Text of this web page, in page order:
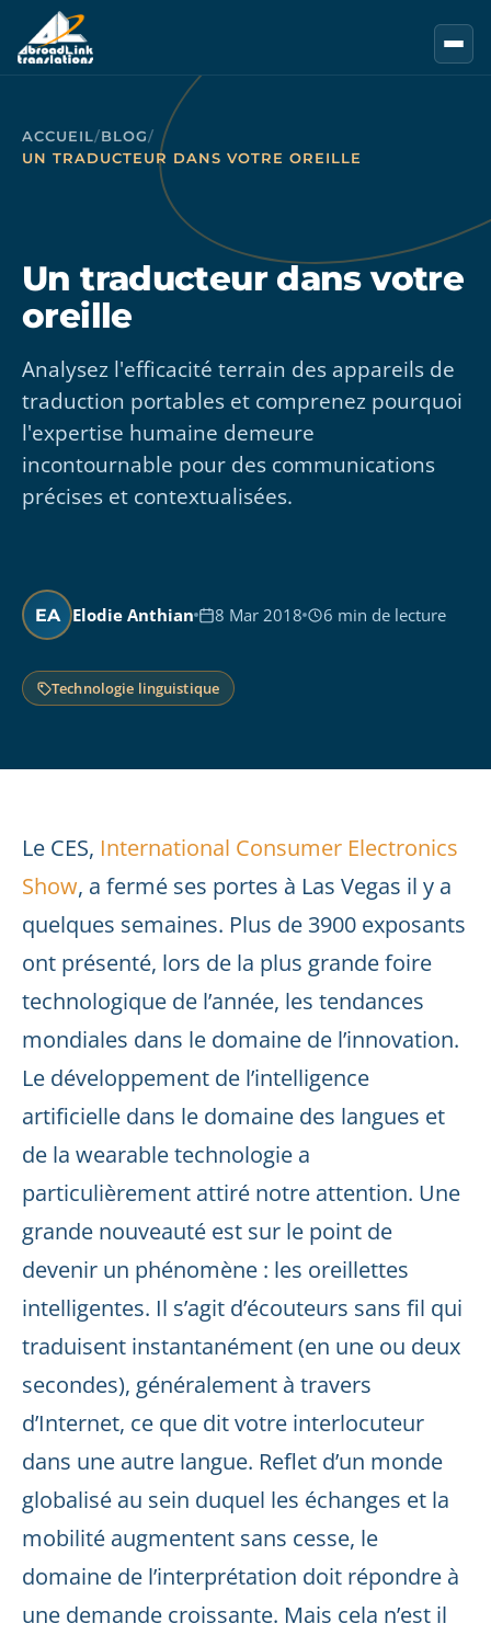
Aller au contenu principal
ACCUEIL/BLOG/
UN TRADUCTEUR DANS VOTRE OREILLE
Un traducteur dans votre
oreille
Analysez l'efficacité terrain des appareils de
traduction portables et comprenez pourquoi
l'expertise humaine demeure
incontournable pour des communications
précises et contextualisées.
EA Elodie Anthian 8 Mar 2018 6 min de lecture
Technologie linguistique
Le CES, International Consumer Electronics
Show, a fermé ses portes à Las Vegas il y a
quelques semaines. Plus de 3900 exposants
ont présenté, lors de la plus grande foire
technologique de l’année, les tendances
mondiales dans le domaine de l’innovation.
Le développement de l’intelligence
artificielle dans le domaine des langues et
de la wearable technologie a
particulièrement attiré notre attention. Une
grande nouveauté est sur le point de
devenir un phénomène : les oreillettes
intelligentes. Il s’agit d’écouteurs sans fil qui
traduisent instantanément (en une ou deux
secondes), généralement à travers
d’Internet, ce que dit votre interlocuteur
dans une autre langue. Reflet d’un monde
globalisé au sein duquel les échanges et la
mobilité augmentent sans cesse, le
domaine de l’interprétation doit répondre à
une demande croissante. Mais cela n’est il